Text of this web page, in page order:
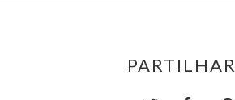
PARTILHAR